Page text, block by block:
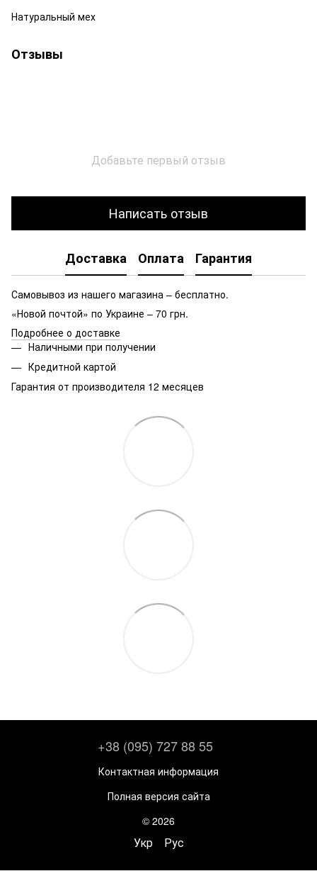
Натуральный мех
Отзывы
Добавьте первый отзыв
Написать отзыв
Доставка Оплата Гарантия
Самовывоз из нашего магазина – бесплатно.
«Новой почтой» по Украине – 70 грн.
Подробнее о доставке
Наличными при получении
Кредитной картой
Гарантия от производителя 12 месяцев
+38 (095) 727 88 55
Контактная информация
Полная версия сайта
© 2026
Укр Рус